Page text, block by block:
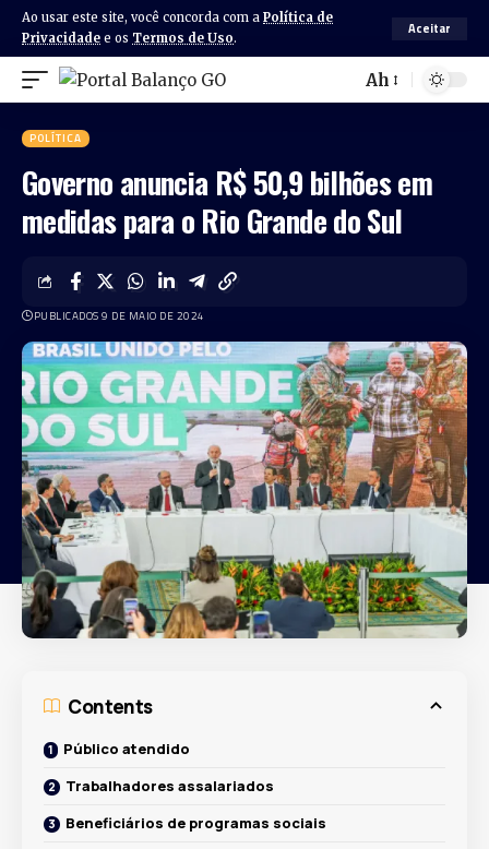
Ao usar este site, você concorda com a Política de
Privacidade e os Termos de Uso.
Aceitar
Ah
POLÍTICA
Governo anuncia R$ 50,9 bilhões em
medidas para o Rio Grande do Sul
PUBLICADOS 9 DE MAIO DE 2024
Contents
Público atendido
Trabalhadores assalariados
Beneficiários de programas sociais